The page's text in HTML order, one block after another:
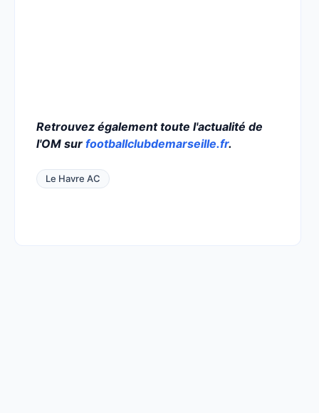
Retrouvez également toute l'actualité de
l'OM sur footballclubdemarseille.fr.
Le Havre AC